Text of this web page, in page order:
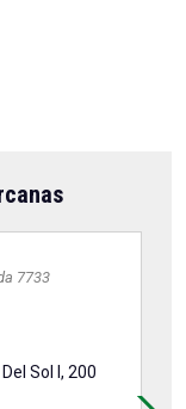
7733
Sol I, 200